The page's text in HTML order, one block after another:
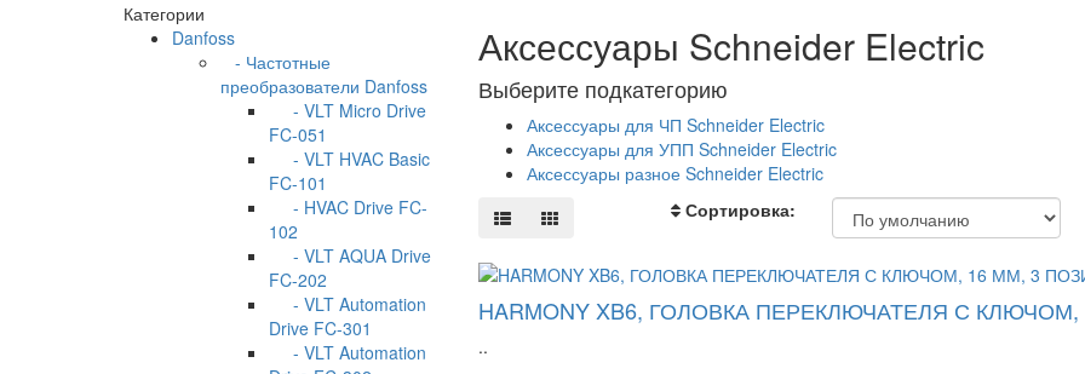
Категории
Danfoss
- Частотные
преобразователи Danfoss
- VLT Micro Drive
FC-051
- VLT HVAC Basic
FC-101
- HVAC Drive FC-
102
- VLT AQUA Drive
FC-202
- VLT Automation
Drive FC-301
- VLT Automation
Аксессуары Schneider Electric
Выберите подкатегорию
Аксессуары для ЧП Schneider Electric
Аксессуары для УПП Schneider Electric
Аксессуары разное Schneider Electric
Сортировка:
HARMONY XB6, ГОЛОВКА ПЕРЕКЛЮЧАТЕЛЯ С
..